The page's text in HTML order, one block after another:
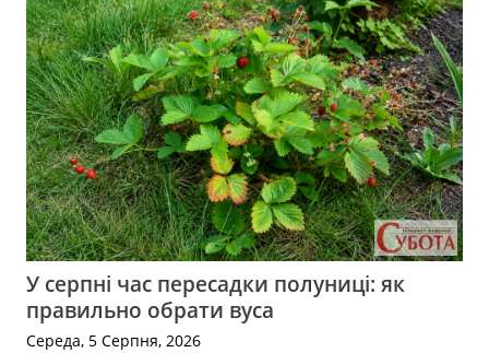
У серпні час пересадки полуниці: як
правильно обрати вуса
Середа, 5 Серпня, 2026